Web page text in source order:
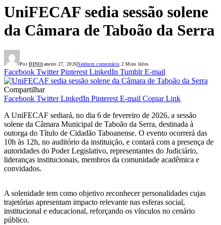
UniFECAF sedia sessão solene
da Câmara de Taboão da Serra
Por DINOjaneiro 27, 2026Nenhum comentário 2 Mins lidos
Facebook Twitter Pinterest LinkedIn Tumblr E-mail
Compartilhar
Facebook Twitter LinkedIn Pinterest E-mail Copiar Link
A UniFECAF sediará, no dia 6 de fevereiro de 2026, a sessão
solene da Câmara Municipal de Taboão da Serra, destinada à
outorga do Título de Cidadão Taboanense. O evento ocorrerá das
10h às 12h, no auditório da instituição, e contará com a presença de
autoridades do Poder Legislativo, representantes do Judiciário,
lideranças institucionais, membros da comunidade acadêmica e
convidados.
A solenidade tem como objetivo reconhecer personalidades cujas
trajetórias apresentam impacto relevante nas esferas social,
institucional e educacional, reforçando os vínculos no cenário
público.